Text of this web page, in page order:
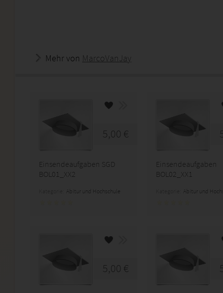
Mehr von MarcoVanJay
5,00 €
Einsendeaufgaben SGD
BOL01_XX2
Abitur und Hochschule
Einsendeaufgaben
BOL02_XX1
Abitur und
5,00 €